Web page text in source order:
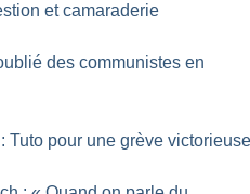
et camaraderie
des communistes en
Tuto pour une grève